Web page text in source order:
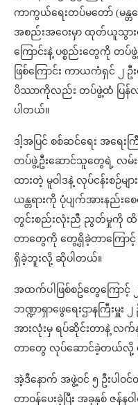
ကာကွယ်ရေးတပ်မတော် (မန္တ
အစည်းအဝေးမှာ ထုတ်ယူသွာ
ကြောင်းနဲ့ ပစ္စည်းတွေကို တ
ဖြစ်ကြောင်း ကာယကံရှင် ၂
ပိဿာကိုလည်း တပ်ဖွဲ့ထံ ပြန်လ
ပါတယ်။
ဒါ့အပြင် စစ်ဆင်ရေး အရေ
တပ်ဖွဲ့ဦးဆောင်သူတွေရဲ့ လမ်း
ထားတဲ့ မူဝါဒနဲ့ လုပ်ငန်းစဉ်
ယန္တရားကို ပုံပျက်အားနည်
တွင်းစည်းလုံးညီ ညွတ်မှုကို ထိ
တာတွေကို တွေ့ရှိခဲ့တာကြော
ရှိခဲ့ဘူးလို့ ဆိုပါတယ်။
အထက်ပါဖြစ်စဥ်တွေကြောင့်
ဘဏ္ဍာရှာဖွေရေးဌာနကြီးမှူ
အားလုံးမှ ရပ်ဆိုင်းတာနဲ့ လက်
တာတွေ လုပ်ဆောင်ခဲ့တယ်လို့ ဖ
အဲ့ဒီနောက် အဖွဲ့ဝင် ၅ ဦးပါဝ
တာဝန်ပေးခဲ့ပြီး အခုနှစ် ဇ